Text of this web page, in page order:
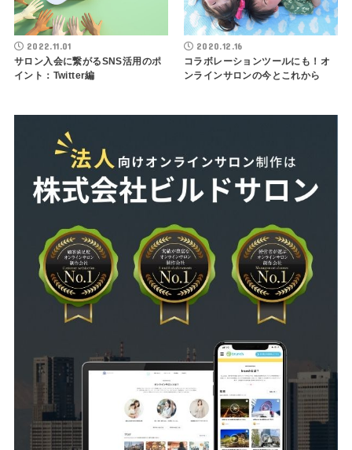
2022.11.01
サロン入会に繋がるSNS活用のポ
イント：Twitter編
2020.12.16
コラボレーションツールにも！オ
ンラインサロンの今とこれから